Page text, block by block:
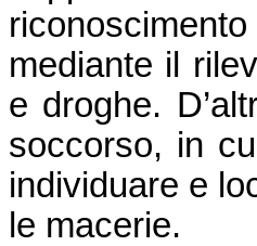
mediante il
e droghe.
soccorso, in
individuare e
le macerie.